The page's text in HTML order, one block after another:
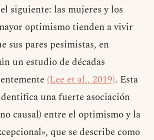
siguiente: las mujeres y los
optimismo tienden a vivir
sus pares pesimistas, en
un estudio de décadas
(Lee et al., 2019). Esta
una fuerte asociación
causal) entre el optimismo y la
que se describe como